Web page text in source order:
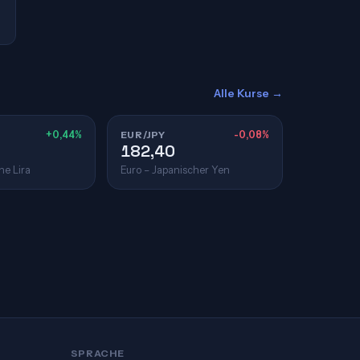
Alle Kurse →
+0,44%
Lira
EUR/JPY -0,08%
182,40
Euro – Japanischer Yen
SPRACHE